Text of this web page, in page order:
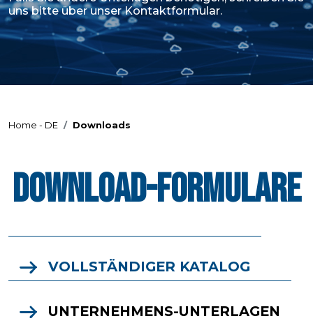
uns bitte über unser Kontaktformular.
Home - DE Downloads
DOWNLOAD-FORMULARE
VOLLSTÄNDIGER KATALOG
UNTERNEHMENS-UNTERLAGEN